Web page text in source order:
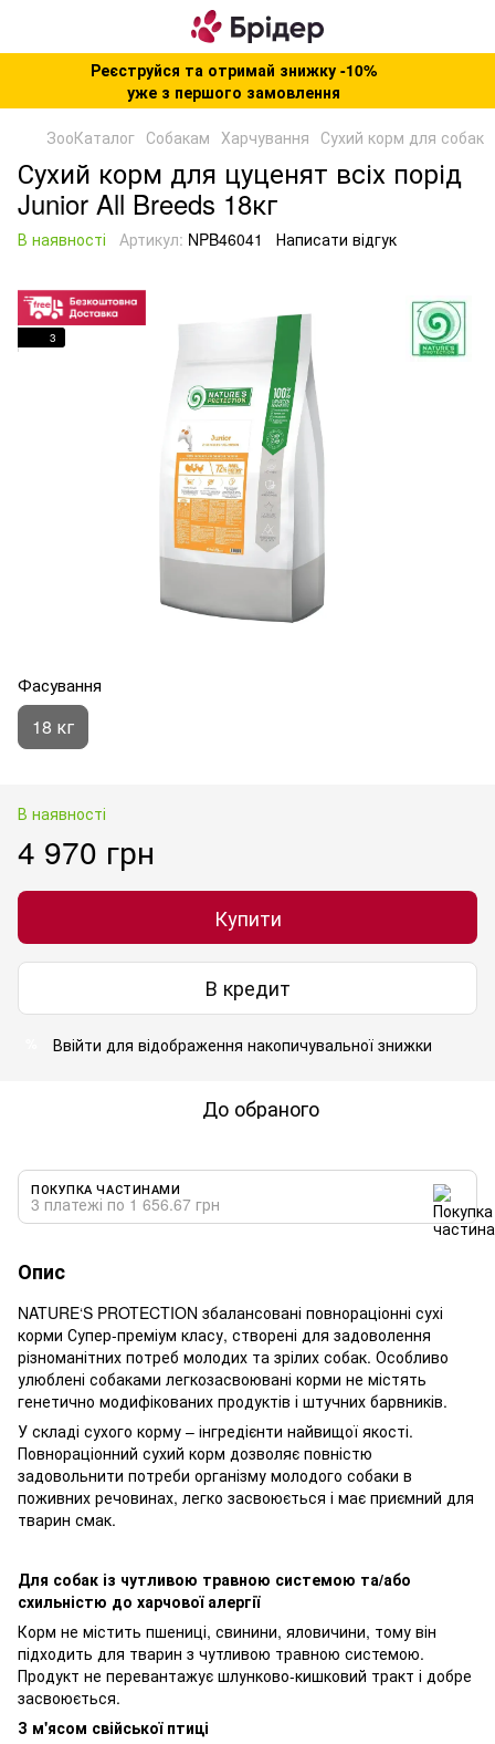
Реєструйся та отримай знижку -10%
уже з першого замовлення
ЗооКаталог Собакам Харчування Сухий корм для собак
Сухий корм для цуценят всіх порід
Junior All Breeds 18кг
В наявності Артикул: NPB46041 Написати відгук
3
Фасування
18 кг
В наявності
4 970 грн
Купити
В кредит
Ввійти для відображення накопичувальної знижки
До обраного
ПОКУПКА ЧАСТИНАМИ
3 платежі по 1 656.67 грн
Опис
NATURE‘S PROTECTION збалансовані повнораціонні сухі
корми Супер-преміум класу, створені для задоволення
різноманітних потреб молодих та зрілих собак. Особливо
улюблені собаками легкозасвоювані корми не містять
генетично модифікованих продуктів і штучних барвників.
У складі сухого корму – інгредієнти найвищої якості.
Повнораціонний сухий корм дозволяє повністю
задовольнити потреби організму молодого собаки в
поживних речовинах, легко засвоюється і має приємний для
тварин смак.
Для собак із чутливою травною системою та/або
схильністю до харчової алергії
Корм не містить пшениці, свинини, яловичини, тому він
підходить для тварин з чутливою травною системою.
Продукт не перевантажує шлунково-кишковий тракт і добре
засвоюється.
З м'ясом свійської птиці